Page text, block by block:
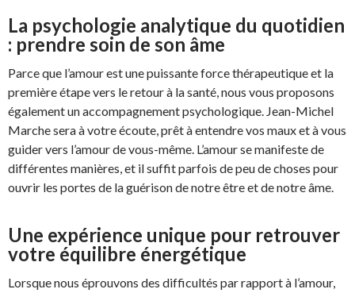
La psychologie analytique du quotidien
: prendre soin de son âme
Parce que l’amour est une puissante force thérapeutique et la
première étape vers le retour à la santé, nous vous proposons
également un accompagnement psychologique. Jean-Michel
Marche sera à votre écoute, prêt à entendre vos maux et à vous
guider vers l’amour de vous-même. L’amour se manifeste de
différentes manières, et il suffit parfois de peu de choses pour
ouvrir les portes de la guérison de notre être et de notre âme.
Une expérience unique pour retrouver
votre équilibre énergétique
Lorsque nous éprouvons des difficultés par rapport à l’amour,